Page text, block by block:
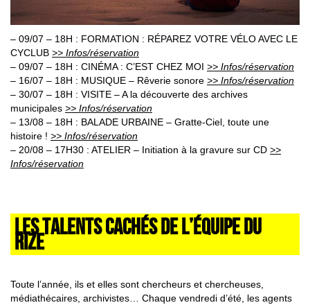
– 09/07 – 18H : FORMATION : RÉPAREZ VOTRE VÉLO AVEC LE
CYCLUB >> Infos/réservation
– 09/07 – 18H : CINÉMA : C’EST CHEZ MOI >> Infos/réservation
– 16/07 – 18H : MUSIQUE – Rêverie sonore >> Infos/réservation
– 30/07 – 18H : VISITE – A la découverte des archives
municipales >> Infos/réservation
– 13/08 – 18H : BALADE URBAINE – Gratte-Ciel, toute une
histoire ! >> Infos/réservation
– 20/08 – 17H30 : ATELIER – Initiation à la gravure sur CD >>
Infos/réservation
LES TALENTS CACHÉS DE L’ÉQUIPE DU
RIZE
Toute l’année, ils et elles sont chercheurs et chercheuses,
médiathécaires, archivistes… Chaque vendredi d’été, les agents